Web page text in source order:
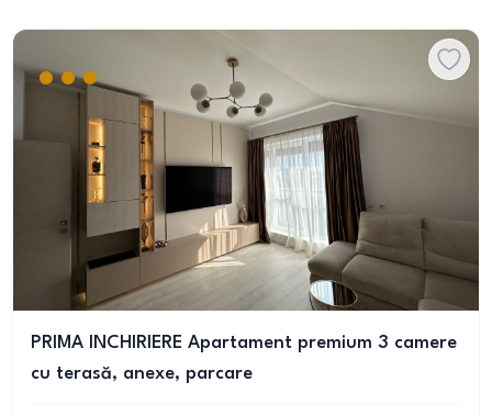
PRIMA INCHIRIERE Apartament premium 3 camere
cu terasă, anexe, parcare